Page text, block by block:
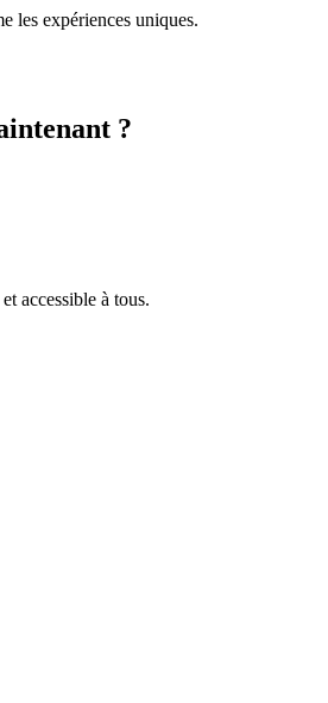
les expériences uniques.
?
accessible à tous.